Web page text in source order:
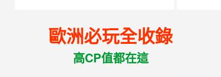
歐洲必玩全收錄
高CP值都在這